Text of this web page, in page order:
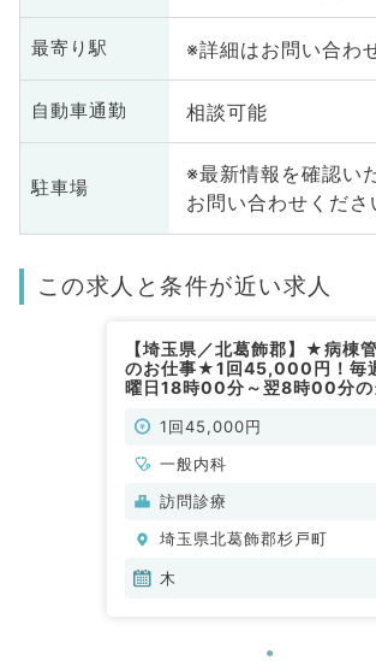
最寄り駅 ※詳細はお問い合わ
自動車通勤 相談可能
駐車場
※最新情報を確認い
お問い合わせくださ
この求人と条件が近い求人
【埼玉県／北葛飾郡】★病棟
のお仕事★1回45,000円！毎
曜日18時00分～翌8時00分の
理★（内科系／非常勤）
1回45,000円
一般内科
訪問診療
埼玉県北葛飾郡杉戸町
木